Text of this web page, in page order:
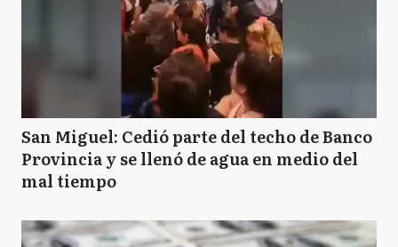
San Miguel: Cedió parte del techo de Banco
Provincia y se llenó de agua en medio del
mal tiempo